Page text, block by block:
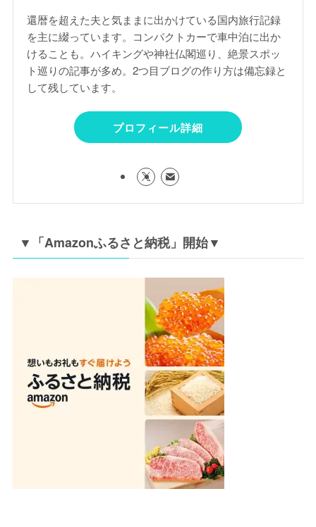
還暦を超えた夫と気ままに出かけている国内旅行記録
を主に綴っています。コンパクトカーで車中泊に出か
けることも。ハイキングや神社仏閣巡り、絶景スポッ
ト巡りの記事が多め。2つ目ブログの作り方は備忘録と
して残しています。
プロフィール詳細
▼「Amazonふるさと納税」開始▼